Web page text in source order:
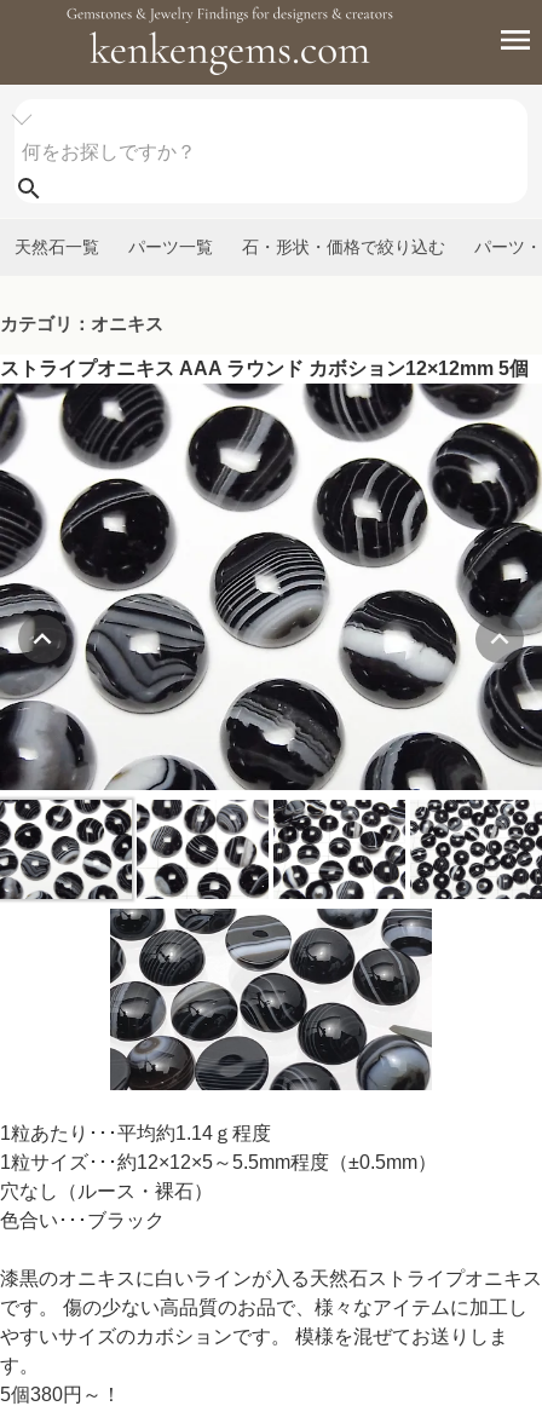
天然石一覧 パーツ一覧 石・形状・価格で絞り込む パーツ
カテゴリ：オニキス
ストライプオニキス AAA ラウンド カボション12×12mm 5個
1粒あたり･･･平均約1.14ｇ程度
1粒サイズ･･･約12×12×5～5.5mm程度（±0.5mm）
穴なし（ルース・裸石）
色合い･･･ブラック
漆黒のオニキスに白いラインが入る天然石ストライプオニキス
です。 傷の少ない高品質のお品で、様々なアイテムに加工し
やすいサイズのカボションです。 模様を混ぜてお送りしま
す。
5個380円～！